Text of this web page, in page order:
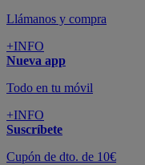
Llámanos y compra
+INFO
Nueva app
Todo en tu móvil
+INFO
Suscríbete
Cupón de dto. de 10€